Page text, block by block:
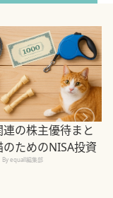
連の株主優待まと
ためのNISA投資
By equall編集部